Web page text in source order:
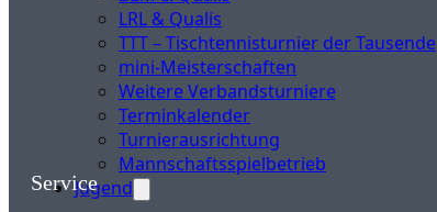
LRL & Qualis
TTT – Tischtennisturnier der Tausende
mini-Meisterschaften
Weitere Verbandsturniere
Terminkalender
Turnierausrichtung
Mannschaftsspielbetrieb
Jugend
Service